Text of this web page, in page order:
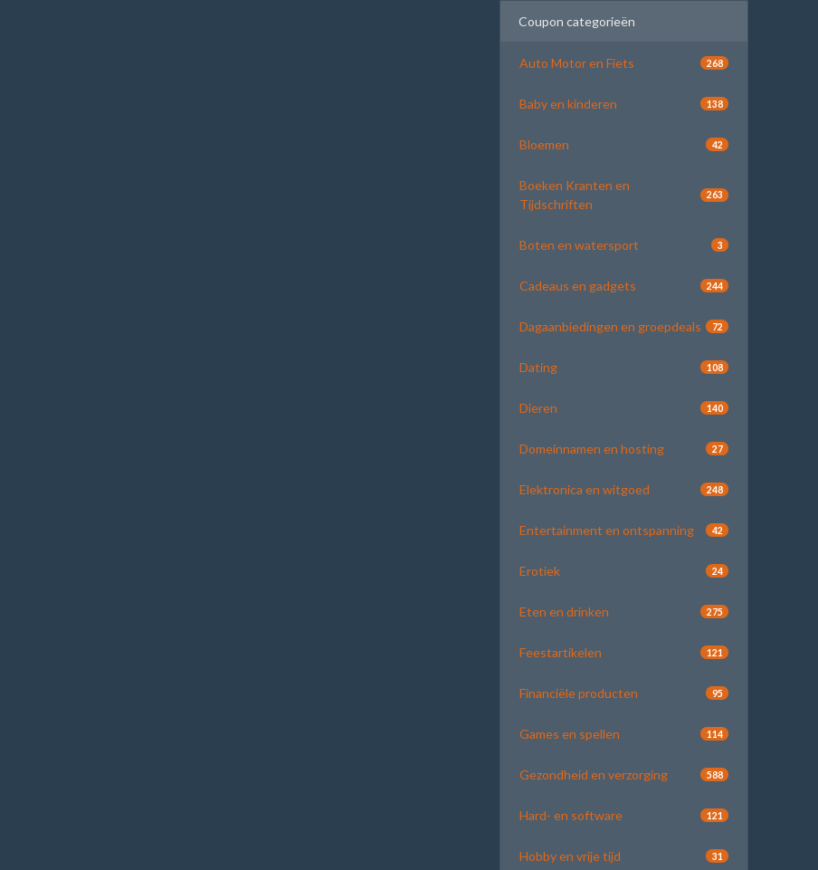
Coupon categorieën
Auto Motor en Fiets 268
Baby en kinderen 138
Bloemen 42
Boeken Kranten en
Tijdschriften
263
Boten en watersport 3
Cadeaus en gadgets 244
Dagaanbiedingen en groepdeals 72
Dating 108
Dieren 140
Domeinnamen en hosting 27
Elektronica en witgoed 248
Entertainment en ontspanning 42
Erotiek 24
Eten en drinken 275
Feestartikelen 121
Financiële producten 95
Games en spellen 114
Gezondheid en verzorging 588
Hard- en software 121
Hobby en vrije tijd 31